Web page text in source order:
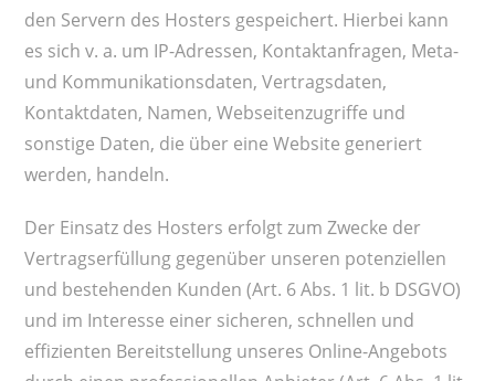
den Servern des Hosters gespeichert. Hierbei kann
es sich v. a. um IP-Adressen, Kontaktanfragen, Meta-
und Kommunikationsdaten, Vertragsdaten,
Kontaktdaten, Namen, Webseitenzugriffe und
sonstige Daten, die über eine Website generiert
werden, handeln.
Der Einsatz des Hosters erfolgt zum Zwecke der
Vertragserfüllung gegenüber unseren potenziellen
und bestehenden Kunden (Art. 6 Abs. 1 lit. b DSGVO)
und im Interesse einer sicheren, schnellen und
effizienten Bereitstellung unseres Online-Angebots